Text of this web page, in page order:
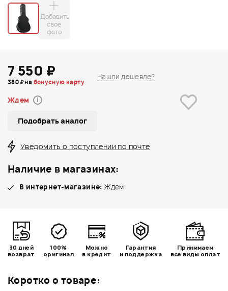
Добавить
свое
фото
Коротко о товаре:
7 550 ₽
380 ₽ на бонусную карту
Нашли дешевле?
Ждем i
Подобрать аналог
Уведомить о поступлении по почте
Наличие в магазинах:
В интернет-магазине: Ждем
30 дней
возврат
100%
оригинал
Можно
в кредит
Гарантия
и поддержка
Принимаем
все виды оплат